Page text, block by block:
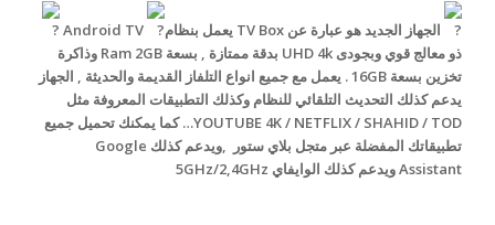
الجهاز الجديد هو عبارة عن TV Box يعمل بنظام
ذو معالج قوي وبجودى UHD 4k بدقة ممتازة , بسعة Ram 2GB وذاكرة
تخزين بسعة 16GB . يعمل مع جميع انواع التلفاز القديمة والحديثة , الجهاز
يدعم كذلك التحديث التلقائي للنظام وكذلك التطبيقات المعروفة مثل
YOUTUBE 4K / NETFLIX / SHAHID / TOD… كما يمكنك تحميل جميع
تطبيقاتك المفضلة عبر متجل بلاي ستور ,ويدعم كذلك Google
Assistant ويدعم كذلك الوايفاي 5GHz/2,4GHz